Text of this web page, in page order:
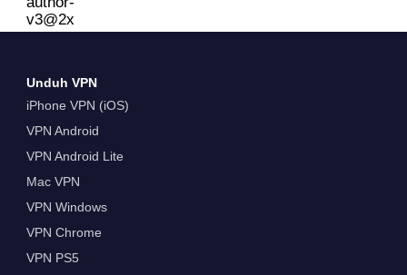
Unduh VPN
iPhone VPN (iOS)
VPN Android
VPN Android Lite
Mac VPN
VPN Windows
VPN Chrome
VPN PS5